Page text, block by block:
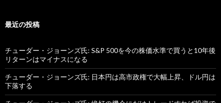
最近の投稿
チューダー・ジョーンズ氏: S&P 500を今の株価水準で買うと10年後
リターンはマイナスになる
チューダー・ジョーンズ氏: 日本円は高市政権で大幅上昇、ドル円は
下落する